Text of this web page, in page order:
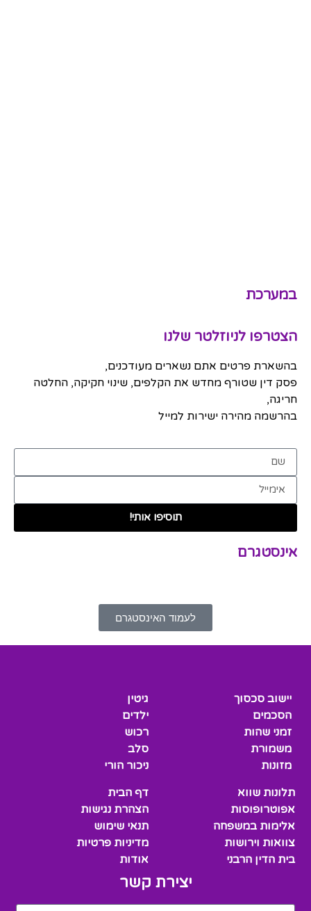
במערכת
הצטרפו לניוזלטר שלנו
בהשארת פרטים אתם נשארים מעודכנים,
פסק דין שטורף מחדש את הקלפים, שינוי חקיקה, החלטה
חריגה,
בהרשמה מהירה ישירות למייל
תוסיפו אותי!
אינסטגרם
לעמוד האינסטגרם
יישוב סכסוך
הסכמים
זמני שהות
משמורת
מזונות
גיטין
ילדים
רכוש
סלב
ניכור הורי
תלונות שווא
אפוטרופוסות
אלימות במשפחה
צוואות וירושות
בית הדין הרבני
דף הבית
הצהרת נגישות
תנאי שימוש
מדיניות פרטיות
אודות
יצירת קשר